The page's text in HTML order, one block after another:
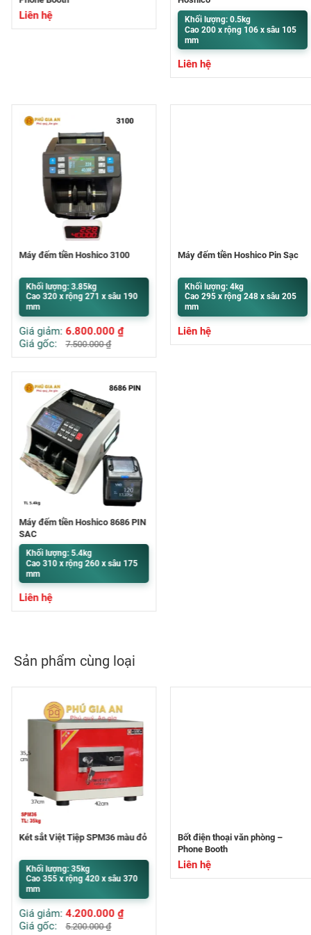
Liên hệ
Khối lượng: 0.5kg
Cao 200 x rộng 106 x sâu 105
mm
Liên hệ
Máy đếm tiền Hoshico 3100
Khối lượng: 3.85kg
Cao 320 x rộng 271 x sâu 190
mm
Giá giảm:6.800.000₫
Giá gốc:
7.500.000₫
Máy đếm tiền Hoshico Pin Sạc
Khối lượng: 4kg
Cao 295 x rộng 248 x sâu 205
mm
Liên hệ
Máy đếm tiền Hoshico 8686 PIN
SẠC
Khối lượng: 5.4kg
Cao 310 x rộng 260 x sâu 175
mm
Liên hệ
Sản phẩm cùng loại
Két sắt Việt Tiệp SPM36 màu đỏ
Khối lượng: 35kg
Cao 355 x rộng 420 x sâu 370
mm
Giá giảm:4.200.000₫
Giá gốc:
5.200.000₫
Bốt điện thoại văn phòng –
Phone Booth
Liên hệ